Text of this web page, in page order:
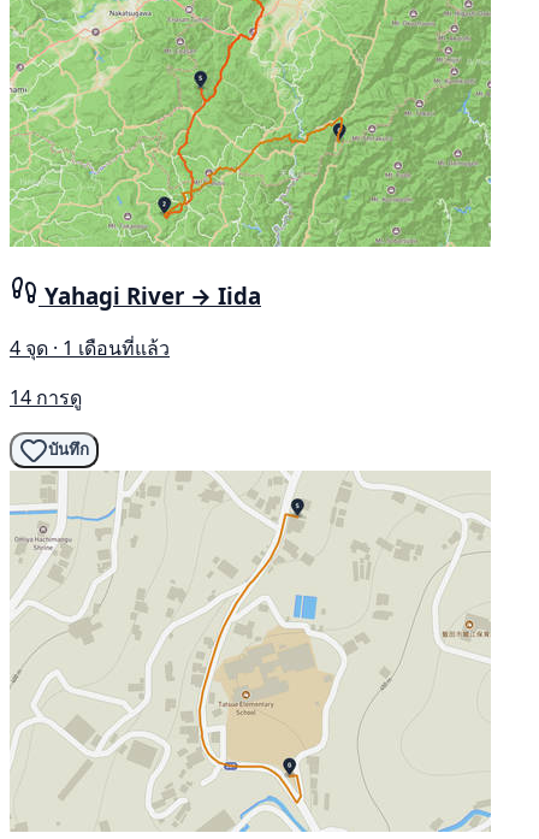
Yahagi River → Iida
4 จุด · 1 เดือนที่แล้ว
14 การดู
บันทึก